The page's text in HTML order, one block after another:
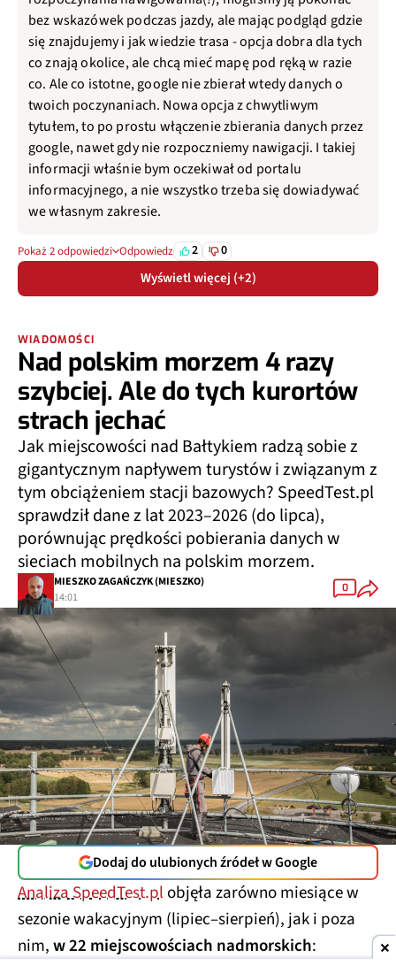
bez wskazówek podczas jazdy, ale mając podgląd gdzie
się znajdujemy i jak wiedzie trasa - opcja dobra dla tych
co znają okolice, ale chcą mieć mapę pod ręką w razie
co. Ale co istotne, google nie zbierał wtedy danych o
twoich poczynaniach. Nowa opcja z chwytliwym
tytułem, to po prostu włączenie zbierania danych przez
google, nawet gdy nie rozpoczniemy nawigacji. I takiej
informacji właśnie bym oczekiwał od portalu
informacyjnego, a nie wszystko trzeba się dowiadywać
we własnym zakresie.
Pokaż 2 odpowiedzi Odpowiedz 2 0
Wyświetl więcej (+2)
WIADOMOŚCI
Nad polskim morzem 4 razy
szybciej. Ale do tych kurortów
strach jechać
Jak miejscowości nad Bałtykiem radzą sobie z
gigantycznym napływem turystów i związanym z
tym obciążeniem stacji bazowych? SpeedTest.pl
sprawdził dane z lat 2023–2026 (do lipca),
porównując prędkości pobierania danych w
sieciach mobilnych na polskim morzem.
MIESZKO ZAGAŃCZYK (MIESZKO)
14:01
0
Dodaj do ulubionych źródeł w Google
Analiza SpeedTest.plobjęła zarówno miesiące w
sezonie wakacyjnym (lipiec–sierpień), jak i poza
nim,w 22 miejscowościach nadmorskich: